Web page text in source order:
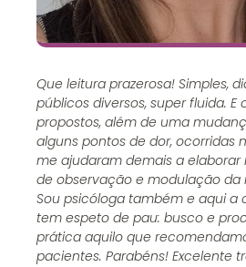
Que leitura prazerosa! Simples,
públicos diversos, super fluida. E
propostos, além de uma
alguns pontos de dor, ocorridas
me ajudaram demais a elaborar
de observação e modulação da
Sou psicóloga também e aqui a
tem espeto de pau: busco e
prática aquilo que
pacientes. Parabéns! Excelente